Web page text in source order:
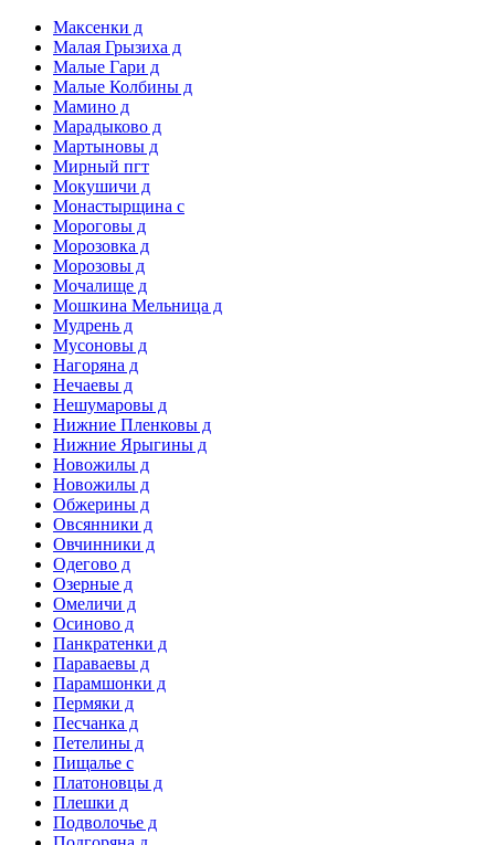
Максенки д
Малая Грызиха д
Малые Гари д
Малые Колбины д
Мамино д
Марадыково д
Мартыновы д
Мирный пгт
Мокушичи д
Монастырщина с
Мороговы д
Морозовка д
Морозовы д
Мочалище д
Мошкина Мельница д
Мудрень д
Мусоновы д
Нагоряна д
Нечаевы д
Нешумаровы д
Нижние Пленковы д
Нижние Ярыгины д
Новожилы д
Новожилы д
Обжерины д
Овсянники д
Овчинники д
Одегово д
Озерные д
Омеличи д
Осиново д
Панкратенки д
Параваевы д
Парамшонки д
Пермяки д
Песчанка д
Петелины д
Пищалье с
Платоновцы д
Плешки д
Подволочье д